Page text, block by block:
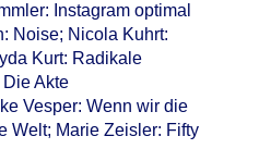
Instagram optimal
Noise; Nicola Kuhrt:
Kurt: Radikale
Akte
Vesper: Wenn wir die
Welt; Marie Zeisler: Fifty